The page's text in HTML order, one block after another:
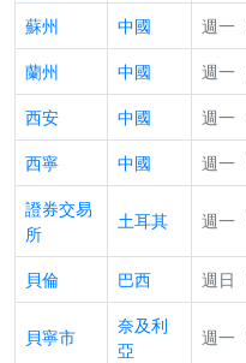
蘇州
中國 週一
蘭州
中國 週一
西安
中國 週一
西寧
中國 週一
證券交易
所
土耳其 週一
貝倫 巴西 週日
貝寧市
奈及利
亞
週一